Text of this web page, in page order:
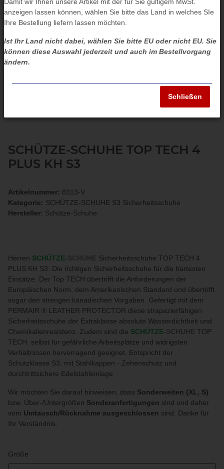
SCHÜTZE-SCHUHE TOP TECH 4
PLUS KH S3
Artikelnummer: 8313-V
Kategorie: SCHÜTZE-SCHUHE S3 Sicherheitsschuhe
Hersteller: Schütze-Schuhe
Herren SCHÜTZE-
Sicherheitsschuhe TOP TECH 4
PLUS KH S3. Die richtigen Sicherheitsschuhe für die härtesten
Einsätze. Der Top TECH übertrifft die Anforderungen der
Europäischen Norm, dem Amerikanischen Standard und übertrifft
sogar den strengen kanadischen Vorgaben. Gefertigt mit dem
PERMAIR ® LEATHER PROTECTOR diese strapazierfähigen
Sicherheitsschuhe der Extraklasse absolute Wasserdichtheit und
Chemikalienresistenz. Zudem sind die SCHÜTZE-
TOP
TECH selbst für gefährliche Arbeitsplätze und widrigsten
Verhältnissen hervorragend geeignet. Entspricht der
Schutzklasse S3, mit Stahlkappen - Zehenschutz und
durchtrittsichere Edelstahleinlage
Wir möchten Sie darauf hinweisen, dass Sonderweiten (XL, S)
bzw. Über-/Untergrößen Sonderanfertigungen sind und daher
vom Umtausch/Rücknahme ausgeschlossen sind. Danke für
Ihr Verständnis.
Größe
anzeigen lassen können, wählen Sie bitte das Land in welches SIe
Ihre Bestellung liefern lassen möchten.
Ist Ihr Land nicht dabei, wählen Sie bitte EU oder nicht EU. Sie
können diese Auswahl jederzeit und auch im Bestellvorgang
ändern.
Schließen